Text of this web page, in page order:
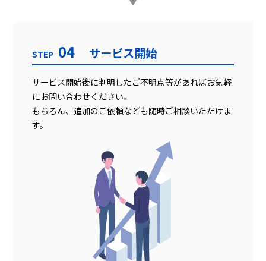
STEP 04 サービス開始
サービス開始後に判明したご不明点等があればお気軽
にお問い合わせください。
もちろん、追加のご依頼なども随時ご相談いただけま
す。